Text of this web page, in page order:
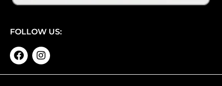
FOLLOW US: